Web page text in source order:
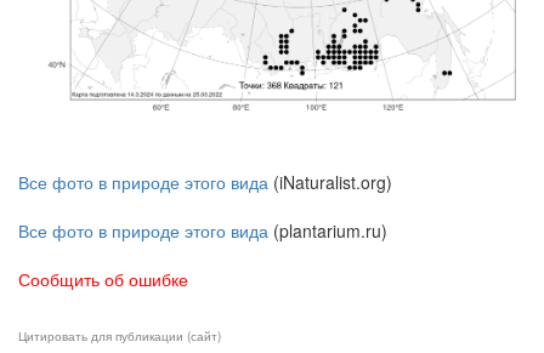
Все фото в природе этого вида (iNaturalist.org)
Все фото в природе этого вида (plantarium.ru)
Сообщить об ошибке
Цитировать для публикации (сайт)